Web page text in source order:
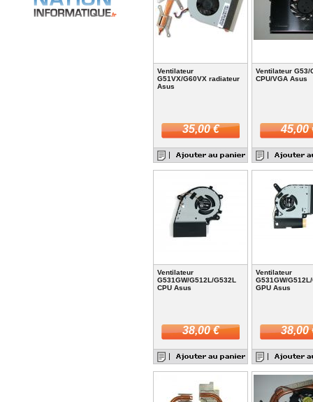
Ventilateur
G51VX/G60VX radiateur
Asus
35,00 €
Ventilateur G53/
CPU/VGA Asus
45,00
Ventilateur
G531GW/G512L/G532L
CPU Asus
38,00 €
Ventilateur
G531GW/
GPU Asus
38,00